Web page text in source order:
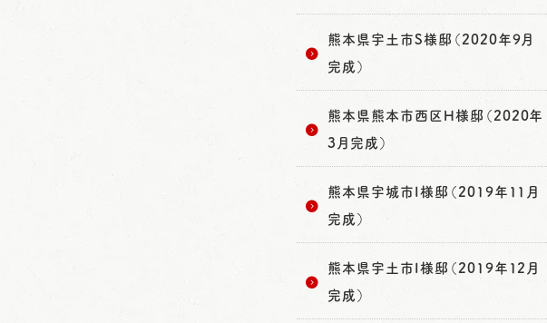
熊本県宇土市S様邸（2020年9月
完成）
熊本県熊本市西区H様邸（2020年
3月完成）
熊本県宇城市I様邸（2019年11月
完成）
熊本県宇土市I様邸（2019年12月
完成）